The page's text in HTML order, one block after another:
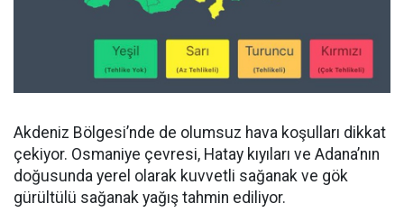
Akdeniz Bölgesi’nde de olumsuz hava koşulları dikkat
çekiyor. Osmaniye çevresi, Hatay kıyıları ve Adana’nın
doğusunda yerel olarak kuvvetli sağanak ve gök
gürültülü sağanak yağış tahmin ediliyor.